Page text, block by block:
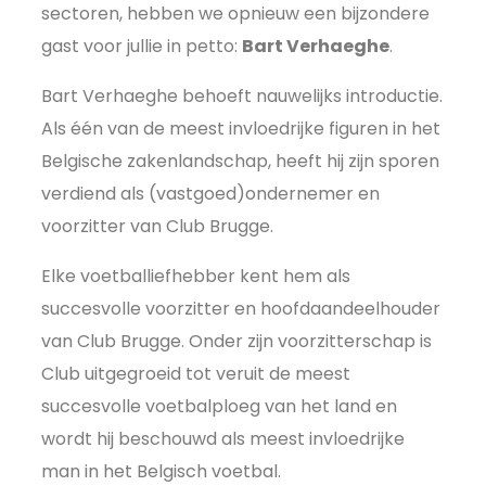
sectoren, hebben we opnieuw een bijzondere
gast voor jullie in petto: Bart Verhaeghe.
Bart Verhaeghe behoeft nauwelijks introductie.
Als één van de meest invloedrijke figuren in het
Belgische zakenlandschap, heeft hij zijn sporen
verdiend als (vastgoed)ondernemer en
voorzitter van Club Brugge.
Elke voetballiefhebber kent hem als
succesvolle voorzitter en hoofdaandeelhouder
van Club Brugge. Onder zijn voorzitterschap is
Club uitgegroeid tot veruit de meest
succesvolle voetbalploeg van het land en
wordt hij beschouwd als meest invloedrijke
man in het Belgisch voetbal.